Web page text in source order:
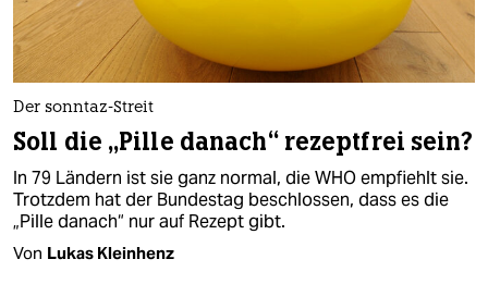
Der sonntaz-Streit
Soll die „Pille danach“ rezeptfrei sein?
In 79 Ländern ist sie ganz normal, die WHO empfiehlt sie.
Trotzdem hat der Bundestag beschlossen, dass es die
„Pille danach“ nur auf Rezept gibt.
Von Lukas Kleinhenz